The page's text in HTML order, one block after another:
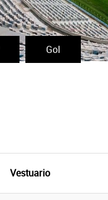
Gol
Vestuario